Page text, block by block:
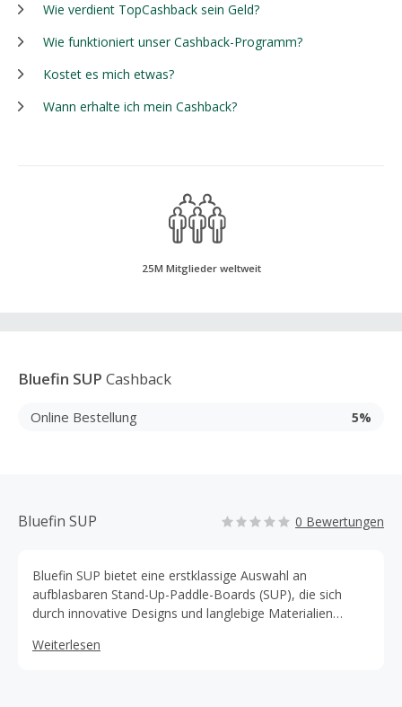
Wie verdient TopCashback sein Geld?
Wie funktioniert unser Cashback-Programm?
Kostet es mich etwas?
Wann erhalte ich mein Cashback?
25M Mitglieder weltweit
Bluefin SUP Cashback
Online Bestellung 5%
Bluefin SUP 0 Bewertungen
Bluefin SUP bietet eine erstklassige Auswahl an
aufblasbaren Stand-Up-Paddle-Boards (SUP), die sich
durch innovative Designs und langlebige Materialien
Erfahrungsstufen geeignet und bieten eine stabile,
Weiterlesen